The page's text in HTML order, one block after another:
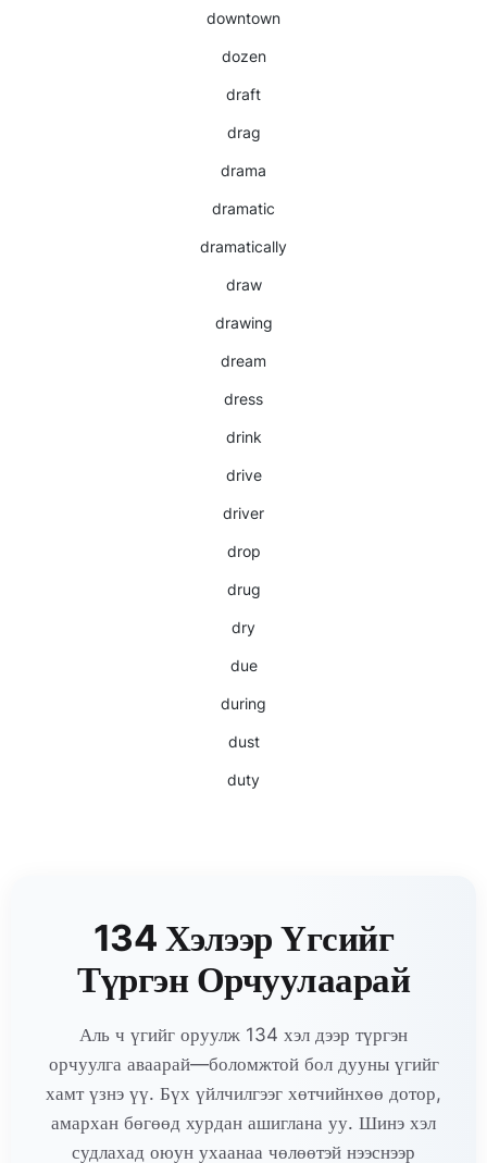
downtown
dozen
draft
drag
drama
dramatic
dramatically
draw
drawing
dream
dress
drink
drive
driver
drop
drug
dry
due
during
dust
duty
134 Хэлээр Үгсийг
Түргэн Орчуулаарай
Аль ч үгийг оруулж 134 хэл дээр түргэн
орчуулга аваарай—боломжтой бол дууны үгийг
хамт үзнэ үү. Бүх үйлчилгээг хөтчийнхөө дотор,
амархан бөгөөд хурдан ашиглана уу. Шинэ хэл
судлахад оюун ухаанаа чөлөөтэй нээснээр